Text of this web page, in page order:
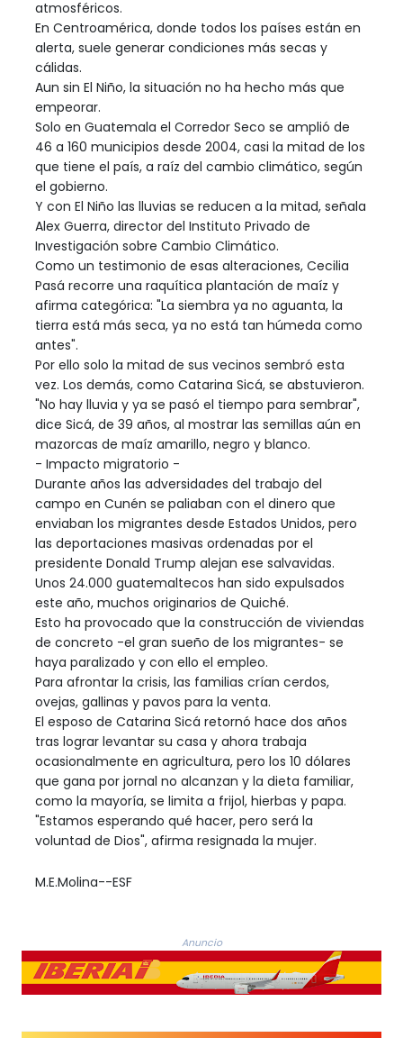
atmosféricos.
En Centroamérica, donde todos los países están en
alerta, suele generar condiciones más secas y
cálidas.
Aun sin El Niño, la situación no ha hecho más que
empeorar.
Solo en Guatemala el Corredor Seco se amplió de
46 a 160 municipios desde 2004, casi la mitad de los
que tiene el país, a raíz del cambio climático, según
el gobierno.
Y con El Niño las lluvias se reducen a la mitad, señala
Alex Guerra, director del Instituto Privado de
Investigación sobre Cambio Climático.
Como un testimonio de esas alteraciones, Cecilia
Pasá recorre una raquítica plantación de maíz y
afirma categórica: "La siembra ya no aguanta, la
tierra está más seca, ya no está tan húmeda como
antes".
Por ello solo la mitad de sus vecinos sembró esta
vez. Los demás, como Catarina Sicá, se abstuvieron.
"No hay lluvia y ya se pasó el tiempo para sembrar",
dice Sicá, de 39 años, al mostrar las semillas aún en
mazorcas de maíz amarillo, negro y blanco.
- Impacto migratorio -
Durante años las adversidades del trabajo del
campo en Cunén se paliaban con el dinero que
enviaban los migrantes desde Estados Unidos, pero
las deportaciones masivas ordenadas por el
presidente Donald Trump alejan ese salvavidas.
Unos 24.000 guatemaltecos han sido expulsados
este año, muchos originarios de Quiché.
Esto ha provocado que la construcción de viviendas
de concreto -el gran sueño de los migrantes- se
haya paralizado y con ello el empleo.
Para afrontar la crisis, las familias crían cerdos,
ovejas, gallinas y pavos para la venta.
El esposo de Catarina Sicá retornó hace dos años
tras lograr levantar su casa y ahora trabaja
ocasionalmente en agricultura, pero los 10 dólares
que gana por jornal no alcanzan y la dieta familiar,
como la mayoría, se limita a frijol, hierbas y papa.
"Estamos esperando qué hacer, pero será la
voluntad de Dios", afirma resignada la mujer.
M.E.Molina--ESF
Anuncio